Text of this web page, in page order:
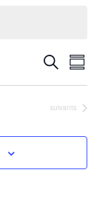
et
de
vues
Recherche
de
Évènements
suivants